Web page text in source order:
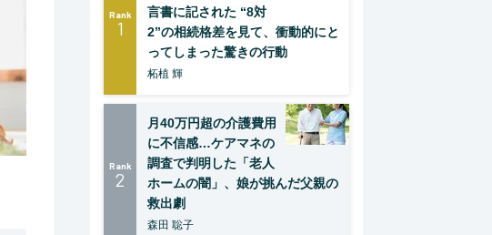
Rank
1
言書に記された “8対
2”の相続格差を見て、衝動的にと
ってしまった驚きの行動
柘植 輝
Rank
2
月40万円超の介護費用
に不信感…ケアマネの
調査で判明した「老人
ホームの闇」、娘が挑んだ父親の
救出劇
森田 聡子